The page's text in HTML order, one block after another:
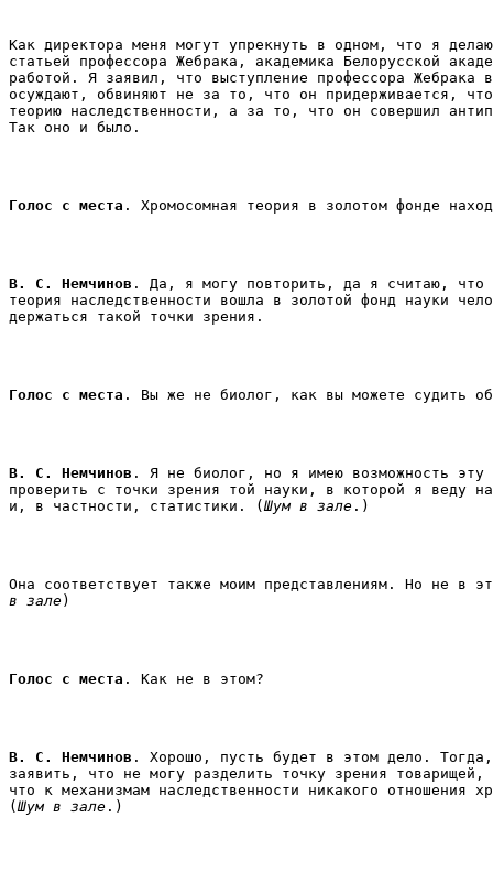
Как директора меня могут упрекнуть в одном, что я
статьей профессора Жебрака, академика Белорусской
работой. Я заявил, что выступление профессора Жебрака
осуждают, обвиняют не за то, что он придерживается,
теорию наследственности, а за то, что он совершил
Так оно и было.
Голос с места
В. С. Немчинов . Да, я могу повторить, да я считаю, что
теория наследственности вошла в золотой фонд науки
держаться такой точки зрения.
Голос с места
В. С. Немчинов . Я не биолог, но я имею возможность эту
проверить с точки зрения той науки, в которой я веду
и, в частности, статистики. (Шум в зале .)
Она соответствует также моим представлениям. Но не в
в зале)
Голос с места . Как не в этом?
В. С. Немчинов . Хорошо, пусть будет в этом дело.
заявить, что не могу разделить точку зрения товарищей,
что к механизмам наследственности никакого отношения
(Шум в зале .)